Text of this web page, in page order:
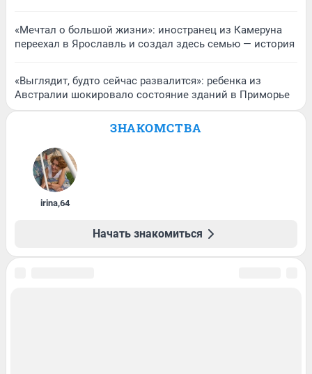
«Мечтал о большой жизни»: иностранец из Камеруна
переехал в Ярославль и создал здесь семью — история
«Выглядит, будто сейчас развалится»: ребенка из
Австралии шокировало состояние зданий в Приморье
ЗНАКОМСТВА
irina,64
Начать знакомиться